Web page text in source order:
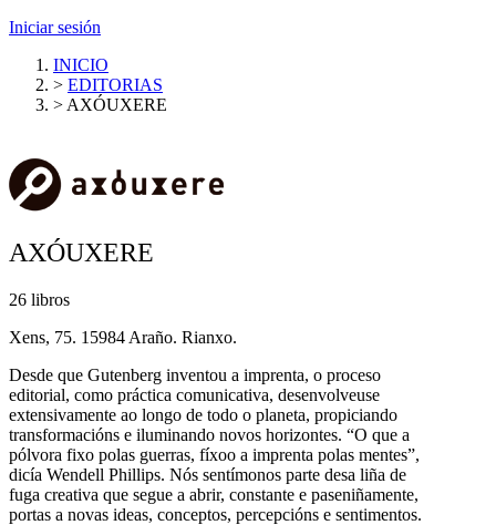
Iniciar sesión
INICIO
> EDITORIAS
> AXÓUXERE
AXÓUXERE
26 libros
Xens, 75. 15984 Araño. Rianxo.
Desde que Gutenberg inventou a imprenta, o proceso
editorial, como práctica comunicativa, desenvolveuse
extensivamente ao longo de todo o planeta, propiciando
transformacións e iluminando novos horizontes. “O que a
pólvora fixo polas guerras, fíxoo a imprenta polas mentes”,
dicía Wendell Phillips. Nós sentímonos parte desa liña de
fuga creativa que segue a abrir, constante e paseniñamente,
portas a novas ideas, conceptos, percepcións e sentimentos.